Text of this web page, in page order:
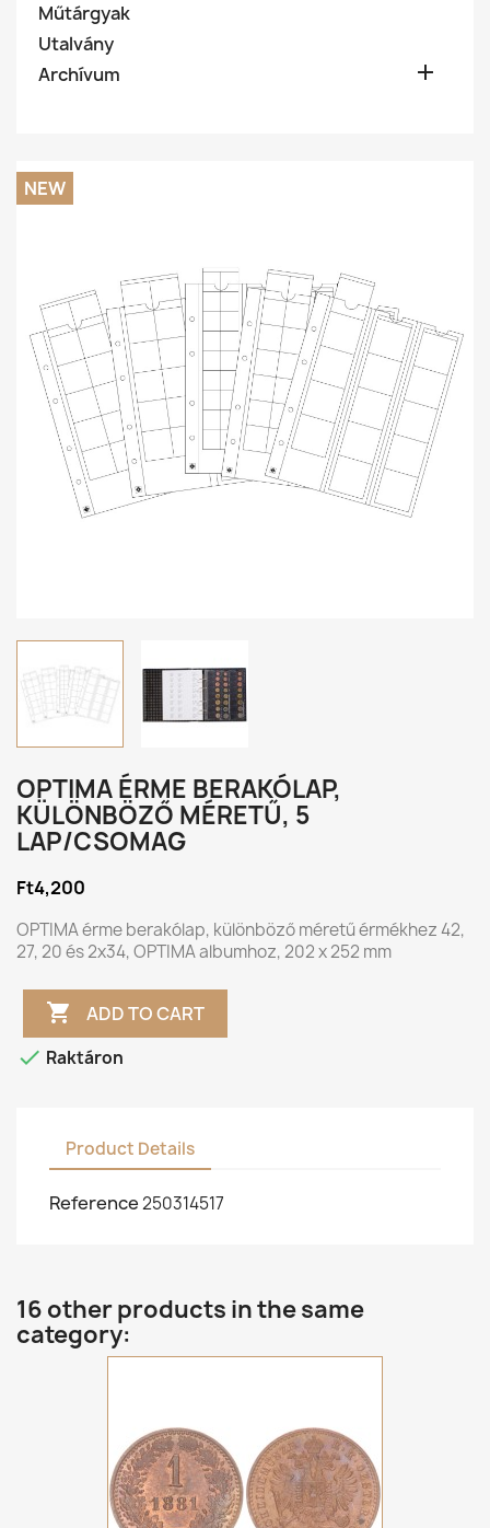
Műtárgyak
Utalvány
Archívum

NEW
OPTIMA ÉRME BERAKÓLAP,
KÜLÖNBÖZŐ MÉRETŰ, 5
LAP/CSOMAG
Ft4,200
OPTIMA érme berakólap, különböző méretű érmékhez 42,
27, 20 és 2x34, OPTIMA albumhoz, 202 x 252 mm
 ADD TO CART
 Raktáron
Product Details
Reference250314517
16 other products in the same
category: